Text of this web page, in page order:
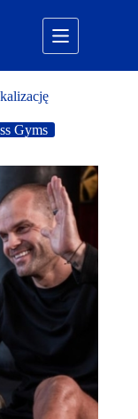
Gyms